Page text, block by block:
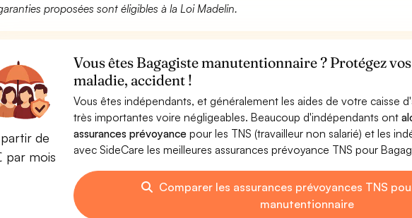
proposées sont éligibles à la Loi Madelin.
de
par mois
Vous êtes Bagagiste manutentionnaire ? Protégez
maladie, accident !
Vous êtes indépendants, et généralement les aides de votre caisse
très importantes voire négligeables. Beaucoup d'indépendants ont
assurances prévoyancepour les TNS (travailleur non salarié) et les
avec SideCare les meilleures assurances prévoyance TNS pour
Comparer les assurances prévoyances TNS
manutentionnaire